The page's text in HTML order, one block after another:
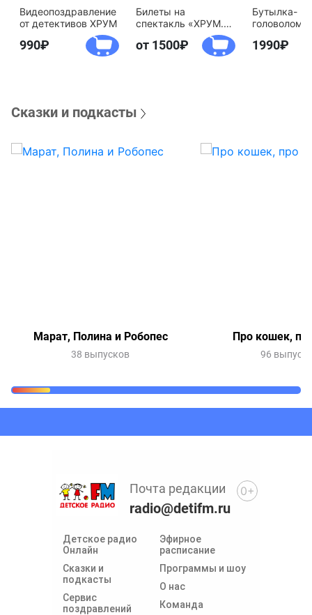
Видеопоздравление
от детективов ХРУМ
990
Билеты на
спектакль «ХРУМ.
Осторожно, Чудо-
Юдо!»
от 1500
Бутылка-
агентство
1990
Сказки и подкасты
Марат, Полина и Робопес
38 выпусков
Про кошек,
96
Детское радио
Онлайн
Сказки и
подкасты
Сервис
поздравлений
Эфирное
расписание
Программы и шоу
О нас
Команда
Почта редакции
radio@detifm.ru
0+